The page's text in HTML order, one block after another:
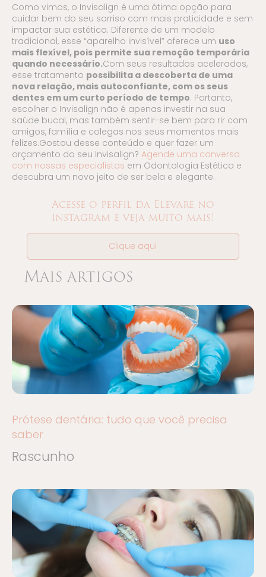
Como vimos, o Invisalign é uma ótima opção para
cuidar bem do seu sorriso com mais praticidade e sem
impactar sua estética. Diferente de um modelo
tradicional, esse “aparelho invisível” oferece um uso
mais flexível, pois permite sua remoção temporária
quando necessário.Com seus resultados acelerados,
esse tratamento possibilita a descoberta de uma
nova relação, mais autoconfiante, com os seus
dentes em um curto período de tempo. Portanto,
escolher o Invisalign não é apenas investir na sua
saúde bucal, mas também sentir-se bem para rir com
amigos, família e colegas nos seus momentos mais
felizes.Gostou desse conteúdo e quer fazer um
orçamento do seu Invisalign? Agende uma conversa
com nossas especialistas em Odontologia Estética e
descubra um novo jeito de ser bela e elegante.
Acesse o perfil da Elevare no
instagram e veja muito mais!
Clique aqui
Mais artigos
Prótese dentária: tudo que você precisa
saber
Rascunho